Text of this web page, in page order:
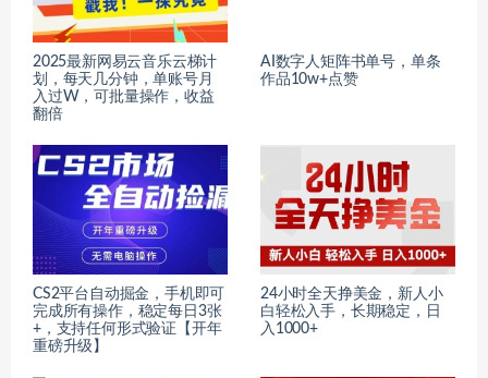
2025最新网易云音乐云梯计
划，每天几分钟，单账号月
入过W，可批量操作，收益
翻倍
AI数字人矩阵书单号，单条
作品10w+点赞
CS2平台自动掘金，手机即可
完成所有操作，稳定每日3张
+，支持任何形式验证【开年
重磅升级】
24小时全天挣美金，新人小
白轻松入手，长期稳定，日
入1000+